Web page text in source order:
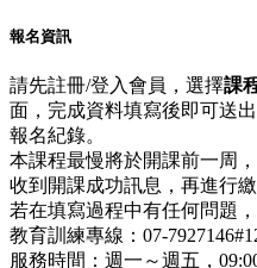
報名資訊
請先註冊/登入會員，選擇課
面，完成資料填寫後即可送
報名紀錄。
本課程最慢將於開課前一周
收到開課成功訊息，再進行繳
若在填寫過程中有任何問題
教育訓練專線：07-
服務時間：週一～週五，